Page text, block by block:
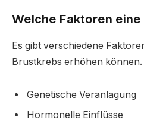
Welche Faktoren eine
Es gibt verschiedene
Brustkrebs erhöhen
Genetische Veranlagung
Hormonelle Einflüsse